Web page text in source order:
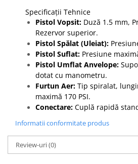
Specificații Tehnice
Pistol Vopsit: Duză 1.5 mm,
Rezervor superior.
Pistol Spălat (Uleiat):
Pistol Suflat: Presiune
Pistol Umflat Anvelope:
dotat cu manometru.
Furtun Aer: Tip spiralat,
maximă 170 PSI.
Conectare: Cuplă rapidă
Informatii conformitate produs
Review-uri(0)